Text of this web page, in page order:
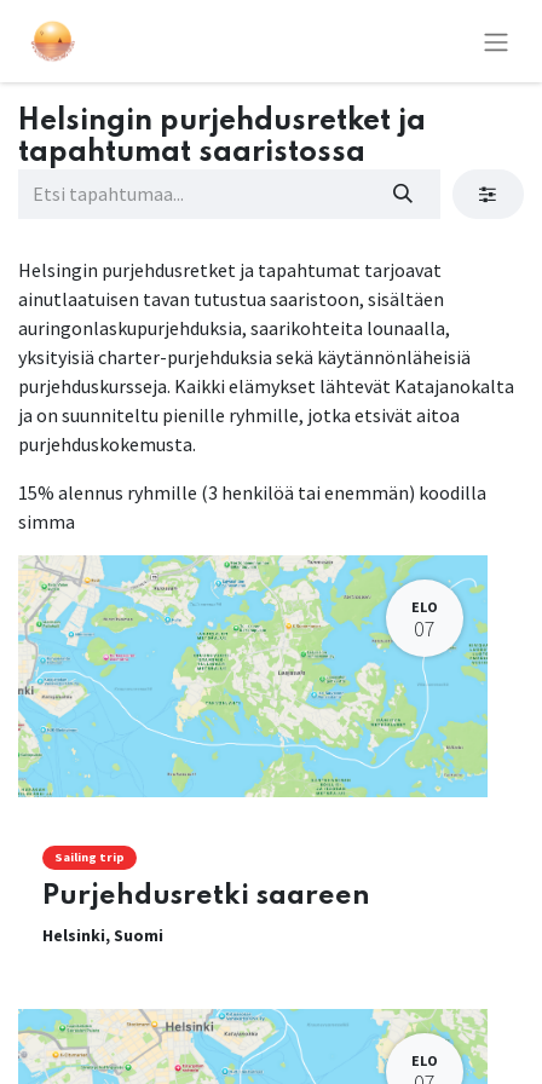
Helsingin purjehdusretket ja
tapahtumat saaristossa
Helsingin purjehdusretket ja tapahtumat tarjoavat
ainutlaatuisen tavan tutustua saaristoon, sisältäen
auringonlaskupurjehduksia, saarikohteita lounaalla,
yksityisiä charter-purjehduksia sekä käytännönläheisiä
purjehduskursseja. Kaikki elämykset lähtevät Katajanokalta
ja on suunniteltu pienille ryhmille, jotka etsivät aitoa
purjehduskokemusta.
15% alennus ryhmille (3 henkilöä tai enemmän) koodilla
simma
ELO
07
Sailing trip
Purjehdusretki saareen
Helsinki,Suomi
ELO